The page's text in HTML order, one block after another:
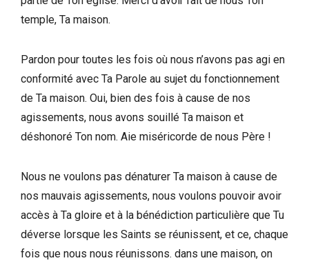
temple, Ta maison.
Pardon pour toutes les fois où nous n’avons pas agi en
conformité avec Ta Parole au sujet du fonctionnement
de Ta maison. Oui, bien des fois à cause de nos
agissements, nous avons souillé Ta maison et
déshonoré Ton nom. Aie miséricorde de nous Père !
Nous ne voulons pas dénaturer Ta maison à cause de
nos mauvais agissements, nous voulons pouvoir avoir
accès à Ta gloire et à la bénédiction particulière que Tu
déverse lorsque les Saints se réunissent, et ce, chaque
fois que nous nous réunissons. dans une maison, on